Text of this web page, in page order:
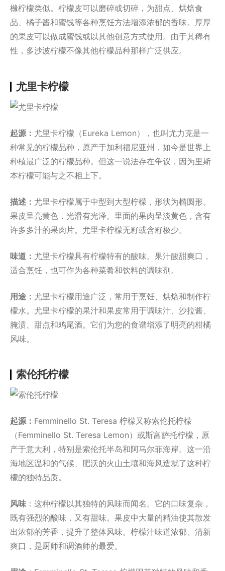
橼柠檬类似。柠檬皮可以磨碎或切碎，为甜点、烘焙食
品、橘子酱和蜜饯等各种烹饪方法增添浓郁的香味。厚厚
的果皮可以做成蜜饯或以其他创意方式使用。由于其稀有
性，多沙波柠檬不像其他柠檬品种那样广泛供应。
尤里卡柠檬
起源： 尤里卡柠檬（Eureka Lemon），也叫尤力克是一
种常见的柠檬品种，原产于加利福尼亚州，如今是世界上
种植最广泛的柠檬品种。但这一说法存在争议，因为里斯
本柠檬可能与之不相上下。
描述： 尤里卡柠檬属于中型到大型柠檬，形状为椭圆形。
果皮呈亮黄色，光滑有光泽。里面的果肉呈淡黄色，含有
许多多汁的果肉片。尤里卡柠檬无籽或含籽极少。
味道： 尤里卡柠檬具有柠檬特有的酸味。果汁酸甜爽口，
适合烹饪，也可作为各种菜肴和饮料的调味剂。
用途： 尤里卡柠檬用途广泛，常用于烹饪、烘焙和制作柠
檬水。尤里卡柠檬的果汁和果皮常用于调味汁、沙拉酱、
腌渍、甜点和鸡尾酒。它们为您的食谱增添了明亮的柑橘
风味。
索伦托柠檬
起源： Femminello St. Teresa 柠檬又称索伦托柠檬
（Femminello St. Teresa Lemon）或斯富萨托柠檬，原
产于意大利，特别是索伦托半岛和阿马尔菲海岸。这一沿
海地区温和的气候、肥沃的火山土壤和海风造就了这种柠
檬的独特品质。
风味 ：这种柠檬以其独特的风味而闻名。它的口味复杂，
既有强烈的酸味，又有甜味。果皮中大量的精油使其散发
出浓郁的芳香，提升了整体风味。柠檬汁味道浓郁、清新
爽口，是厨师和调酒师的最爱。